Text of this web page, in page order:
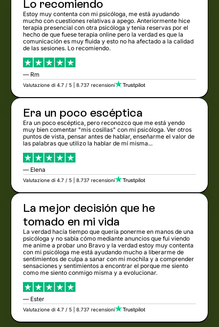
Lo recomiendo
Estoy muy contenta con mi psicóloga, me está ayudando
mucho con cuestiones relativas a apego. Anteriormente hice
terapia presencial con otra psicóloga y tenia reservas por el
hecho de que fuese terapia online pero la verdad es que la
comunicación es muy fluida y esto no ha afectado a la calidad
de las sesiones. Lo recomiendo.
— Rm
Valutazione di 4.7 / 5 | 8.737 recensioni
Era un poco escéptica
Era un poco escéptica, pero reconozco que me está yendo
muy bien comentar "mis cosillas" con mi psicóloga. Ver otros
puntos de vista, pensar antes de hablar, enseñarme el valor de
las palabras que utilizo la hablar de mí misma...
— Elena
Valutazione di 4.7 / 5 | 8.737 recensioni
La mejor decisión que he
tomado en mi vida
La verdad hacía tiempo que quería ponerme en manos de una
psicóloga y no sabía cómo mediante anuncios que fui viendo
me anime a probar uno Bravo y la verdad estoy muy contenta
con mi psicóloga me está ayudando mucho a liberarme de
sentimientos de culpa a sanar con mi mochila y a comprender
sensaciones y sentimientos a encontrar el porque me siento
como me siento conmigo misma y a evolucionar.
— Ester
Valutazione di 4.7 / 5 | 8.737 recensioni